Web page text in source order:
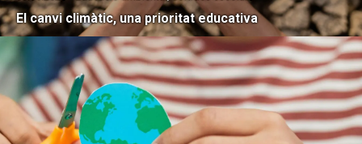
El canvi climàtic, una prioritat educativa